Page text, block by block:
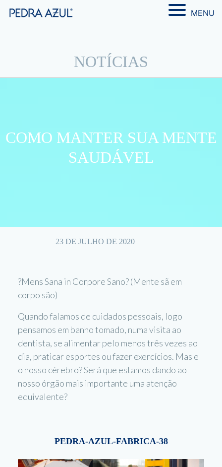
MENU
NOTÍCIAS
COMO MANTER SUA MENTE
SAUDÁVEL
23 DE JULHO DE 2020
?Mens Sana in Corpore Sano? (Mente sã em
corpo são)
Quando falamos de cuidados pessoais, logo
pensamos em banho tomado, numa visita ao
dentista, se alimentar pelo menos três vezes ao
dia, praticar esportes ou fazer exercícios. Mas e
o nosso cérebro? Será que estamos dando ao
nosso órgão mais importante uma atenção
equivalente?
PEDRA-AZUL-FABRICA-38